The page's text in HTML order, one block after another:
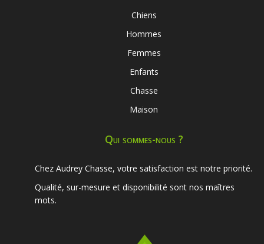
Chiens
Hommes
Femmes
Enfants
Chasse
Maison
Qui sommes-nous ?
Chez Audrey Chasse, votre satisfaction est notre priorité.
Qualité, sur-mesure et disponibilité sont nos maîtres
mots.